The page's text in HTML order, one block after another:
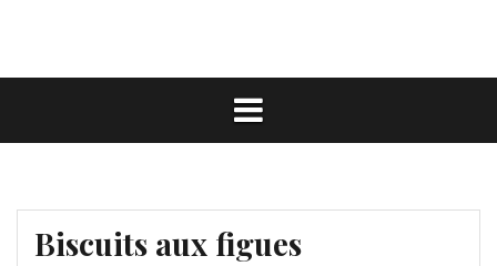
Biscuits aux figues